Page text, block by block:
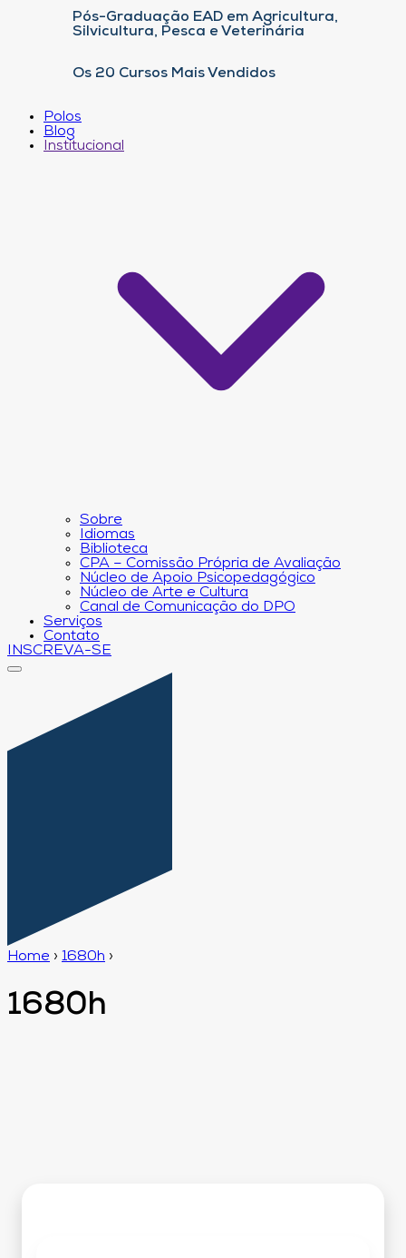
Pós-Graduação EAD em Agricultura,
Silvicultura, Pesca e Veterinária
Os 20 Cursos Mais Vendidos
Polos
Blog
Institucional
Sobre
Idiomas
Biblioteca
CPA – Comissão Própria de Avaliação
Núcleo de Apoio Psicopedagógico
Núcleo de Arte e Cultura
Canal de Comunicação do DPO
Serviços
Contato
INSCREVA-SE
Home › 1680h ›
1680h